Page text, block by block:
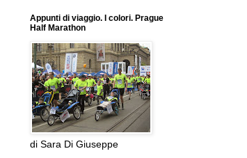
Appunti di viaggio. I colori. Prague
Half Marathon
di Sara Di Giuseppe